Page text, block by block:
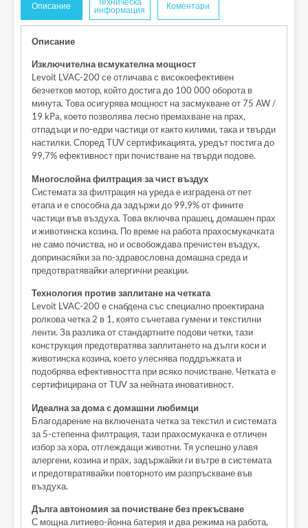
Описание
информация
Коментари
Описание
Изключителна всмукателна мощност
Levoit LVAC-200 се отличава с високоефективен
безчетков мотор, който достига до 100 000 оборота в
минута. Това осигурява мощност на засмукване от 75 AW /
19 kPa, което позволява лесно премахване на прах,
отпадъци и по-едри частици от както килими, така и твърди
настилки. Според TUV сертификацията, уредът постига до
99,7% ефективност при почистване на твърди подове.
Многослойна филтрация за чист въздух
Системата за филтрация на уреда е изградена от пет
етапа и е способна да задържи до 99,9% от фините
частици във въздуха. Това включва прашец, домашен прах
и животинска козина. По време на работа прахосмукачката
не само почиства, но и освобождава пречистен въздух,
допринасяйки за по-здравословна домашна среда и
предотвратявайки алергични реакции.
Технология против заплитане на четката
Levoit LVAC-200 е снабдена със специално проектирана
ролкова четка 2 в 1, която съчетава гумени и текстилни
ленти. За разлика от стандартните подови четки, тази
конструкция предотвратява заплитането на дълги коси и
животинска козина, което улеснява поддръжката и
подобрява ефективността при всяко почистване. Четката е
сертифицирана от TUV за нейната иновативност.
Идеална за дома с домашни любимци
Благодарение на включената четка за текстил и системата
за 5-степенна филтрация, тази прахосмукачка е отличен
избор за хора, отглеждащи животни. Тя успешно улавя
алергени, козина и прах, задържайки ги вътре в системата
и предотвратявайки повторното им разпръскване във
въздуха.
Дълга автономия за почистване без прекъсване
С мощна литиево-йонна батерия и два режима на работа,